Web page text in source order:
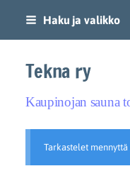
Siirry
sivun
sisältöön
Haku ja valikko
Tekna ry
Kaupinojan sauna
Tarkastelet